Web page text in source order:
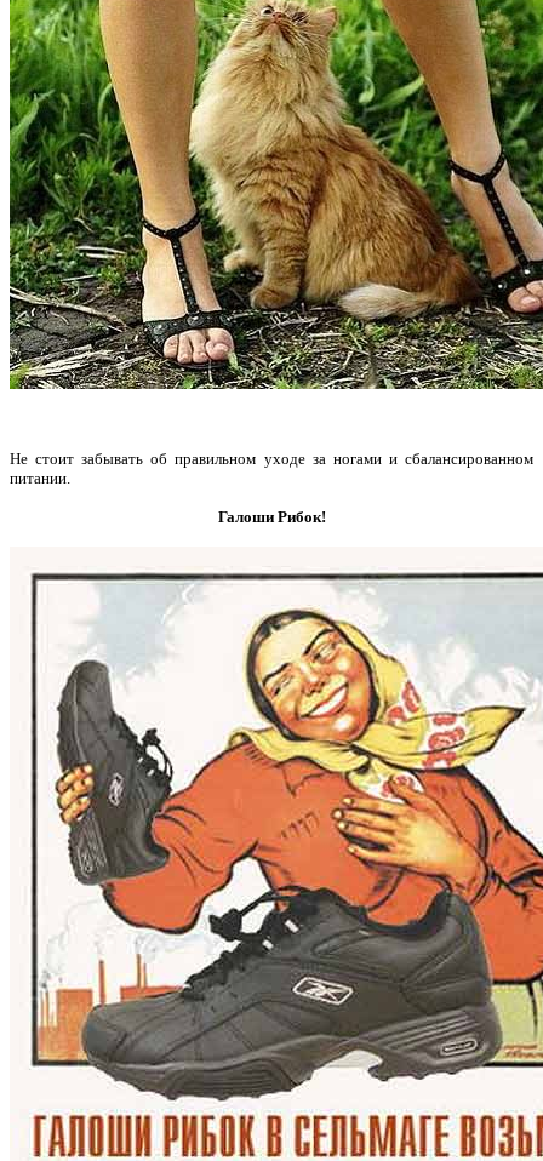
Не стоит забывать об правильном уходе за ногами и сбалансированном
питании.
Галоши Рибок!